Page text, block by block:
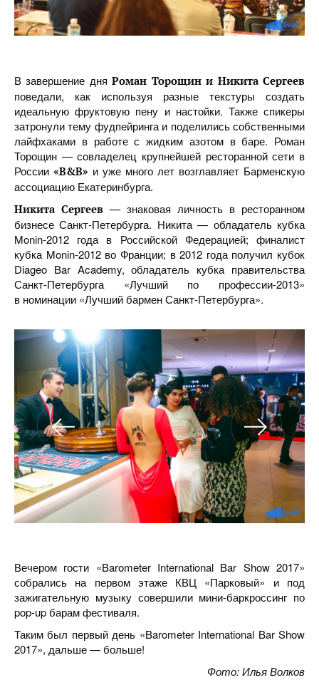
В завершение дняРоман Торощин и Никита Сергеев
поведали, как используя разные текстуры создать
идеальную фруктовую пену и настойки. Также спикеры
затронули тему фудпейринга и поделились собственными
лайфхаками в работе с жидким азотом в баре. Роман
Торощин — совладелец крупнейшей ресторанной сети в
России «B&B» и уже много лет возглавляет Барменскую
ассоциацию Екатеринбурга.
Никита Сергеев — знаковая личность в ресторанном
бизнесе Санкт-Петербурга. Никита — обладатель кубка
Monin-2012 года в Российской Федерацией; финалист
кубка Monin-2012 во Франции; в 2012 года получил кубок
Diageo Bar Academy, обладатель кубка правительства
Санкт-Петербурга «Лучший по профессии-2013»
в номинации «Лучший бармен Санкт-Петербурга».
Вечером гости «Barometer International Bar Show 2017»
собрались на первом этаже КВЦ «Парковый» и под
зажигательную музыку совершили мини-баркроссинг по
pop-up барам фестиваля.
Таким был первый день «Barometer International Bar Show
2017», дальше — больше!
Фото: Илья Волков